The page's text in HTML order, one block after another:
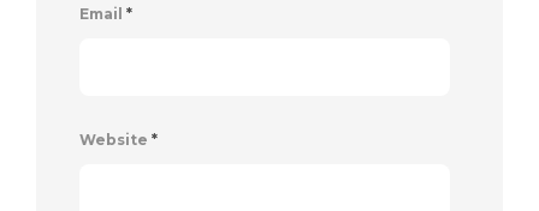
Email *
Website *